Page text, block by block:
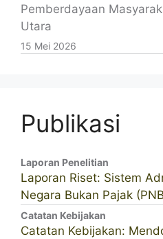
Pemberdayaan
Utara
15 Mei 2026
Publikasi
Laporan Penelitian
Laporan Riset: Sistem
Negara Bukan Pajak
Catatan Kebijakan
Catatan Kebijakan: